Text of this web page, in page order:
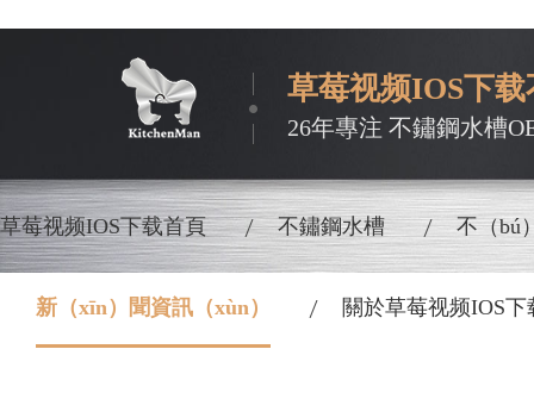
草莓视频IOS下
26年專注 不鏽鋼水槽
草莓视频IOS下载首頁 不鏽鋼水槽 不（bú
新（xīn）聞資訊（xùn） 關於草莓视频IOS下